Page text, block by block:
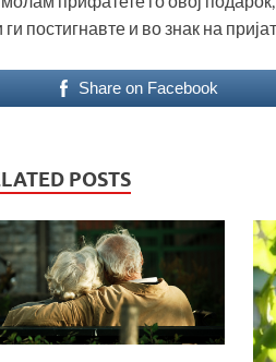
ги постигнавте и во знак на
Share on Facebook
POSTS